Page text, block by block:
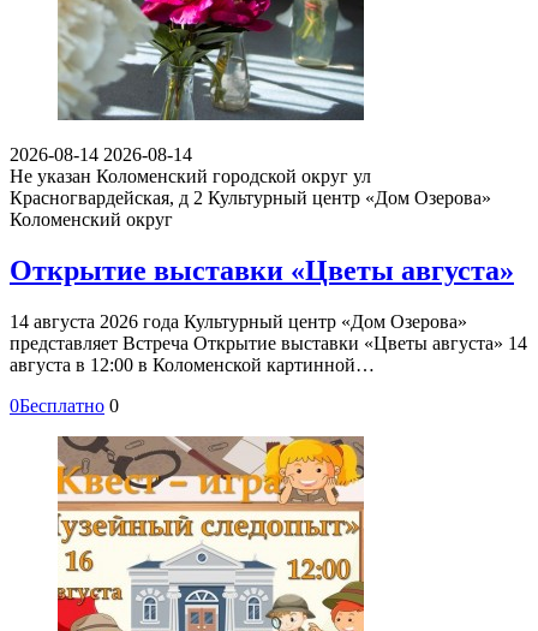
2026-08-14 2026-08-14
Не указан Коломенский городской округ ул
Красногвардейская, д 2 Культурный центр «Дом Озерова»
Коломенский округ
Открытие выставки «Цветы августа»
14 августа 2026 года Культурный центр «Дом Озерова»
представляет Встреча Открытие выставки «Цветы августа» 14
августа в 12:00 в Коломенской картинной…
0Бесплатно 0